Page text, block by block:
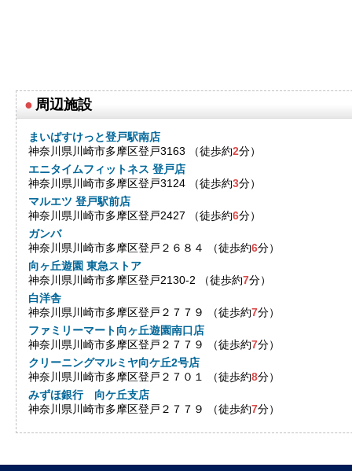
● 周辺施設
まいばすけっと登戸駅南店
神奈川県川崎市多摩区登戸3163 （徒歩約2分）
エニタイムフィットネス 登戸店
神奈川県川崎市多摩区登戸3124 （徒歩約3分）
マルエツ 登戸駅前店
神奈川県川崎市多摩区登戸2427 （徒歩約6分）
ガンバ
神奈川県川崎市多摩区登戸２６８４ （徒歩約6分）
向ヶ丘遊園 東急ストア
神奈川県川崎市多摩区登戸2130-2 （徒歩約7分）
白洋舎
神奈川県川崎市多摩区登戸２７７９ （徒歩約7分）
ファミリーマート向ヶ丘遊園南口店
神奈川県川崎市多摩区登戸２７７９ （徒歩約7分）
クリーニングマルミヤ向ケ丘2号店
神奈川県川崎市多摩区登戸２７０１ （徒歩約8分）
みずほ銀行 向ケ丘支店
神奈川県川崎市多摩区登戸２７７９ （徒歩約7分）